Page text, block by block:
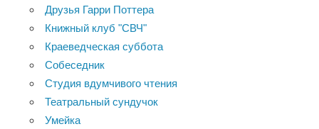
Друзья Гарри Поттера
Книжный клуб "СВЧ"
Краеведческая суббота
Собеседник
Студия вдумчивого чтения
Театральный сундучок
Умейка